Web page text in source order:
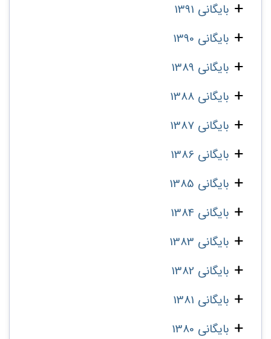
بایگانی 1391
بایگانی 1390
بایگانی 1389
بایگانی 1388
بایگانی 1387
بایگانی 1386
بایگانی 1385
بایگانی 1384
بایگانی 1383
بایگانی 1382
بایگانی 1381
بایگانی 1380